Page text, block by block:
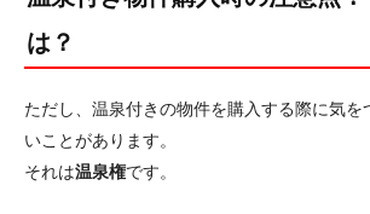
は？
ただし、温泉付きの物件を購入する際に気を
いことがあります。
それは温泉権です。